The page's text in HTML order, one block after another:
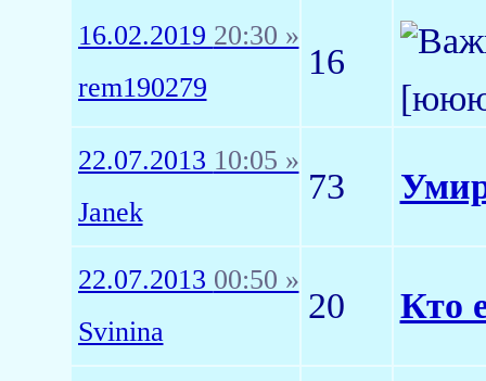
16.02.2019 20:30 »
rem190279
16
22.07.2013 10:05 »
Janek
73
22.07.2013 00:50 »
Svinina
20 Кто